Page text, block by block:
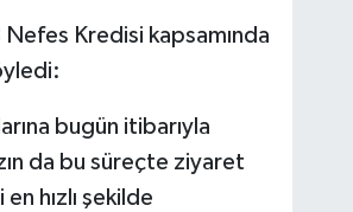
Nefes Kredisi kapsamında
bugün itibarıyla
da bu süreçte ziyaret
hızlı şekilde